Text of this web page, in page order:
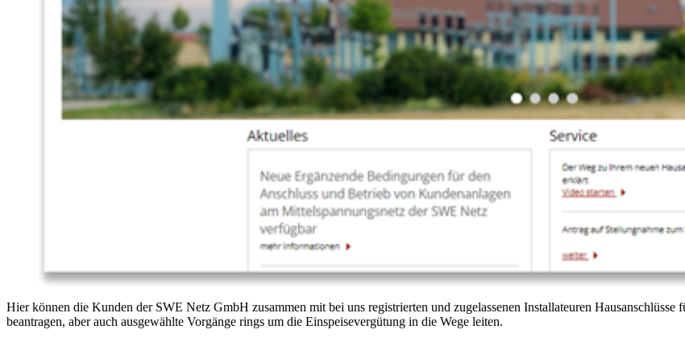
Hier können die Kunden der SWE Netz GmbH zusammen mit bei uns registrierten und zugelassenen Installateuren Hausanschlüsse
beantragen, aber auch ausgewählte Vorgänge rings um die Einspeisevergütung in die Wege leiten.